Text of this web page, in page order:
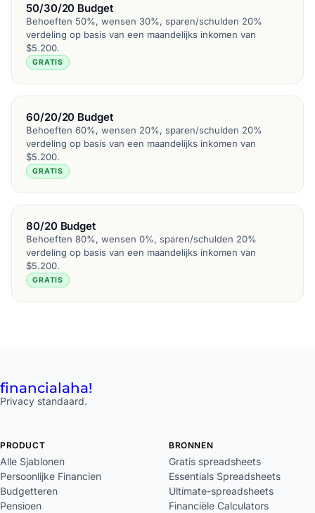
50/30/20 Budget
Behoeften 50%, wensen 30%, sparen/schulden 20%
verdeling op basis van een maandelijks inkomen van
$5.200.
GRATIS
60/20/20 Budget
Behoeften 60%, wensen 20%, sparen/schulden 20%
verdeling op basis van een maandelijks inkomen van
$5.200.
GRATIS
80/20 Budget
Behoeften 80%, wensen 0%, sparen/schulden 20%
verdeling op basis van een maandelijks inkomen van
$5.200.
GRATIS
financialaha!
Privacy standaard.
PRODUCT
Alle Sjablonen
Persoonlijke Financien
Budgetteren
Pensioen
BRONNEN
Gratis spreadsheets
Essentials Spreadsheets
Ultimate-spreadsheets
Financiële Calculators